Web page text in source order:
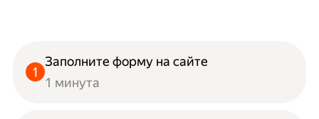
Заполните форму на сайте
1 минута